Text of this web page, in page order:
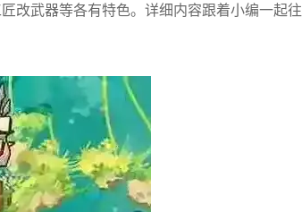
改武器等各有特色。详细内容跟着小编一起往